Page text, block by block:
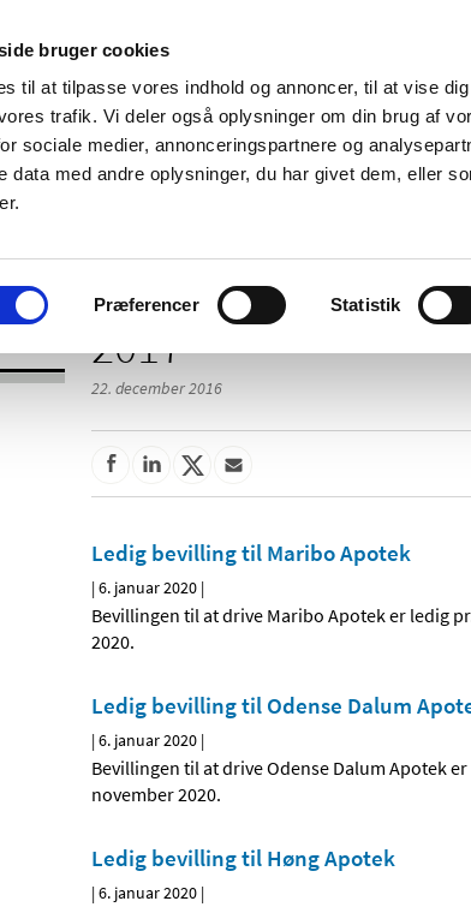
bruger cookies
til at tilpasse vores indhold og annoncer, til at vise
trafik. Vi deler også oplysninger om din brug af
sociale medier, annonceringspartnere og
data med andre oplysninger, du har givet dem, eller
Præferencer Statistik
Nyheder
og
Tilskud og
2017
22. december 2016
Ledig bevilling til Maribo Apotek
|6. januar 2020 |
Bevillingen til at drive Maribo Apotek er ledig
2020.
Ledig bevilling til Odense Dalum
|6. januar 2020 |
Bevillingen til at drive Odense Dalum Apotek er
november 2020.
Ledig bevilling til Høng Apotek
|6. januar 2020 |